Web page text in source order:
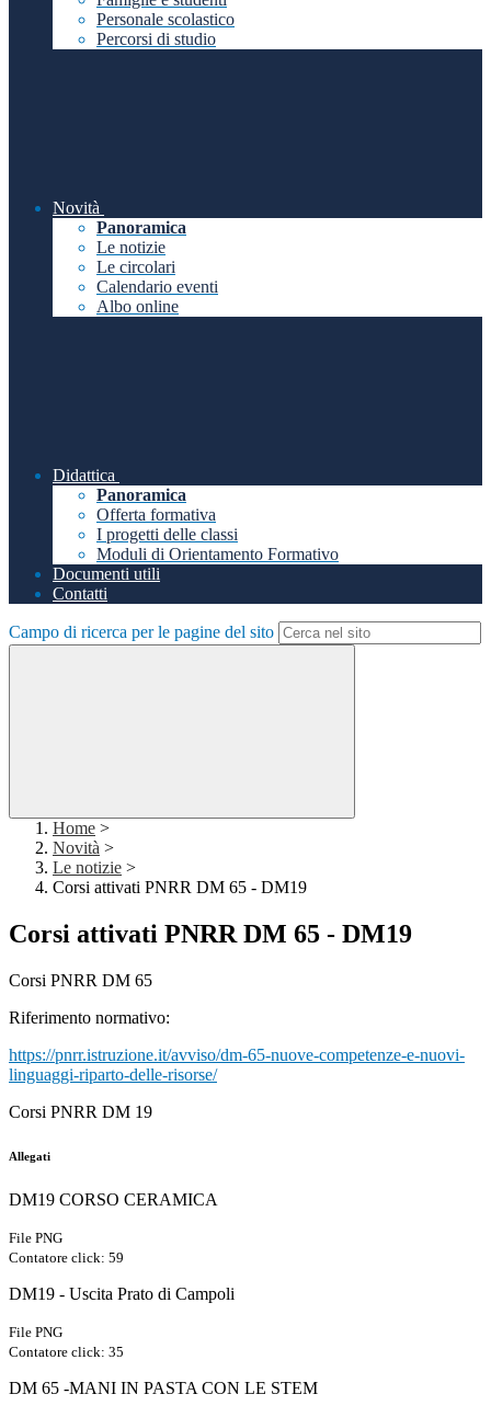
Personale scolastico
Percorsi di studio
Novità
Panoramica
Le notizie
Le circolari
Calendario eventi
Albo online
Didattica
Panoramica
Offerta formativa
I progetti delle classi
Moduli di Orientamento Formativo
Documenti utili
Contatti
Campo di ricerca per le pagine del sito
Home >
Novità >
Le notizie >
Corsi attivati PNRR DM 65 - DM19
Corsi attivati PNRR DM 65 - DM19
Corsi PNRR DM 65
Riferimento normativo:
https://pnrr.istruzione.it/avviso/dm-65-nuove-competenze-e-nuovi-
linguaggi-riparto-delle-risorse/
Corsi PNRR DM 19
Allegati
DM19 CORSO CERAMICA
File PNG
Contatore click: 59
DM19 - Uscita Prato di Campoli
File PNG
Contatore click: 35
DM 65 -MANI IN PASTA CON LE STEM